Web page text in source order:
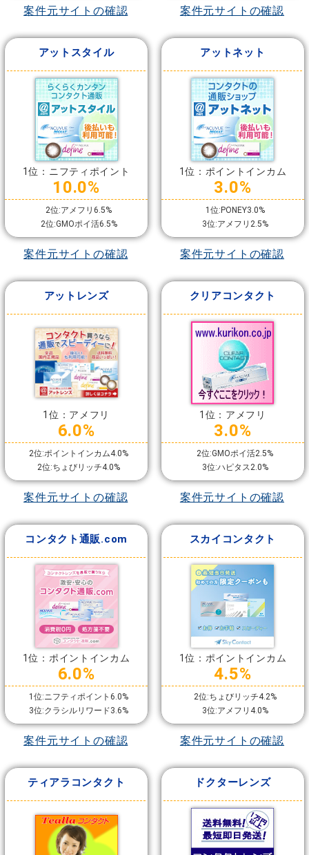
案件元サイトの確認 案件元サイトの確認
アットスタイル
1位：ニフティポイント
10.0%
2位:アメフリ6.5%
2位:GMOポイ活6.5%
案件元サイトの確認
アットネット
1位：ポイントインカム
3.0%
1位:PONEY3.0%
3位:アメフリ2.5%
案件元サイトの確認
アットレンズ
1位：アメフリ
6.0%
2位:ポイントインカム4.0%
2位:ちょびリッチ4.0%
案件元サイトの確認
クリアコンタクト
1位：アメフリ
3.0%
2位:GMOポイ活2.5%
3位:ハピタス2.0%
案件元サイトの確認
コンタクト通販.com
1位：ポイントインカム
6.0%
1位:ニフティポイント6.0%
3位:クラシルリワード3.6%
案件元サイトの確認
スカイコンタクト
1位：ポイントインカム
4.5%
2位:ちょびリッチ4.2%
3位:アメフリ4.0%
案件元サイトの確認
ティアラコンタクト ドクターレンズ